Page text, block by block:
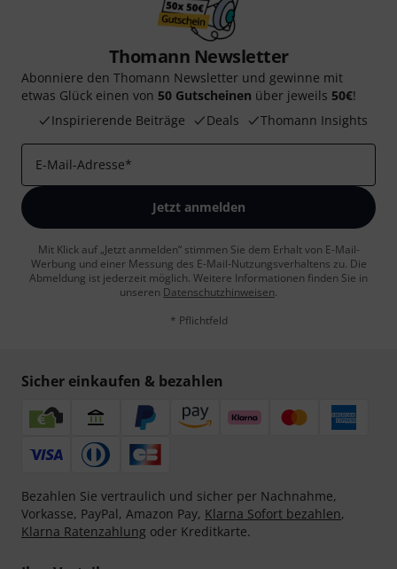
Thomann Newsletter
Abonniere den Thomann Newsletter und gewinne mit
etwas Glück einen von 50 Gutscheinen über jeweils 50€!
Inspirierende Beiträge
Deals Thomann Insights
E-Mail-Adresse*
Jetzt anmelden
Mit Klick auf „Jetzt anmelden“ stimmen Sie dem Erhalt von E-Mail-
Werbung und einer Messung des E-Mail-Nutzungsverhaltens zu. Die
Abmeldung ist jederzeit möglich. Weitere Informationen finden Sie in
unseren Datenschutzhinweisen.
* Pflichtfeld
Sicher einkaufen & bezahlen
Bezahlen Sie vertraulich und sicher per Nachnahme,
Vorkasse, PayPal, Amazon Pay, Klarna Sofort bezahlen,
Klarna Ratenzahlung oder Kreditkarte.